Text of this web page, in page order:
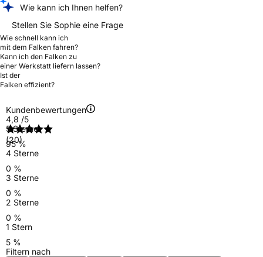
Wie kann ich Ihnen helfen?
Stellen Sie Sophie eine Frage
Wie schnell kann ich
mit dem Falken fahren?
Kann ich den Falken zu
einer Werkstatt liefern lassen?
Ist der
Falken effizient?
Kundenbewertungen
4,8 /5
(20)
5 Sterne
95 %
4 Sterne
0 %
3 Sterne
0 %
2 Sterne
0 %
1 Stern
5 %
Filtern nach